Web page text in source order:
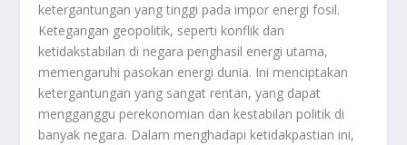
ketergantungan yang tinggi pada impor energi fosil.
Ketegangan geopolitik, seperti konflik dan
ketidakstabilan di negara penghasil energi utama,
memengaruhi pasokan energi dunia. Ini menciptakan
ketergantungan yang sangat rentan, yang dapat
mengganggu perekonomian dan kestabilan politik di
banyak negara. Dalam menghadapi ketidakpastian ini,